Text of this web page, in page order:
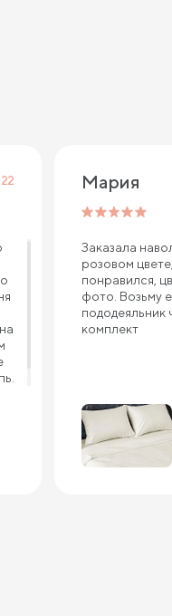
Мария
Заказала
розовом
понравился,
фото. Возьму
пододеяльник
комплект